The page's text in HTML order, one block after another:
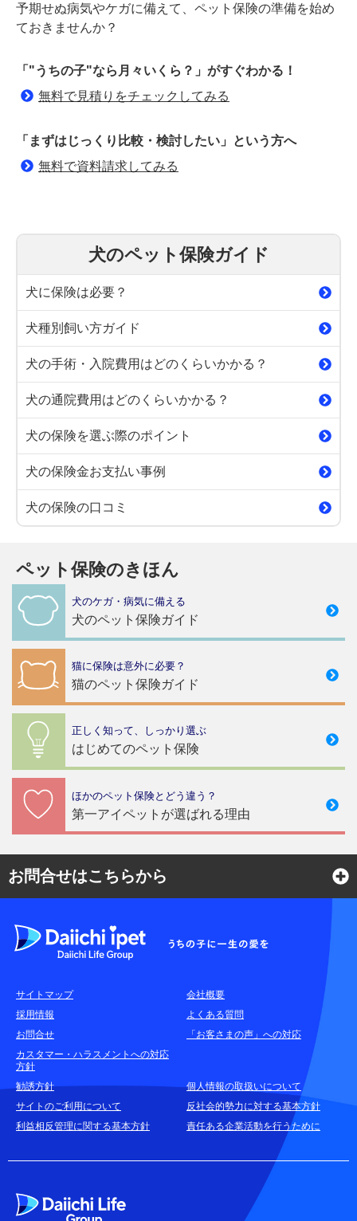
予期せぬ病気やケガに備えて、ペット保険の準備を始め
ておきませんか？
「"うちの子"なら月々いくら？」がすぐわかる！
無料で見積りをチェックしてみる
「まずはじっくり比較・検討したい」という方へ
無料で資料請求してみる
犬のペット保険ガイド
犬に保険は必要？
犬種別飼い方ガイド
犬の手術・入院費用はどのくらいかかる？
犬の通院費用はどのくらいかかる？
犬の保険を選ぶ際のポイント
犬の保険金お支払い事例
犬の保険の口コミ
ペット保険のきほん
犬のケガ・病気に備える
犬のペット保険ガイド
猫に保険は意外に必要？
猫のペット保険ガイド
正しく知って、しっかり選ぶ
はじめてのペット保険
ほかのペット保険とどう違う？
第一アイペットが選ばれる理由
お問合せはこちらから
各種お問合せ窓口
耳や言葉の不自由なお客さまのお問合せ窓口
お申込みをご検討中のお客さま
(商品に関するお問合せ・資料請求)
資料請求はこちら
お電話でのお問合せはこちら 通話無料
サイトマップ
会社概要
採用情報
よくある質問
お問合せ
「お客さまの声」への対応
カスタマー・ハラスメントへの対応
方針
勧誘方針
個人情報の取扱いについて
サイトのご利用について
反社会的勢力に対する基本方針
利益相反管理に関する基本方針
責任ある企業活動を行うために